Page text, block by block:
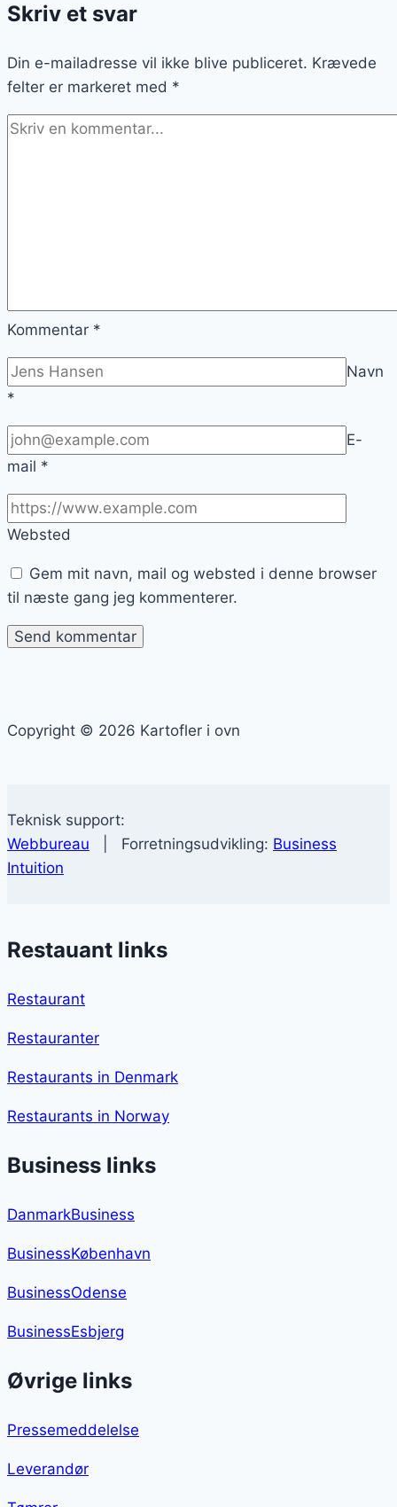
bacon
ost
Skriv et svar
Din e-mailadresse vil ikke blive publiceret. Krævede
felter er markeret med *
Kommentar *
Navn
*
E-
mail *
Websted
Gem mit navn, mail og websted i denne browser
til næste gang jeg kommenterer.
Copyright © 2026 Kartofler i ovn
Teknisk support:
Webbureau | Forretningsudvikling: Business
Intuition
Restauant links
Restaurant
Restauranter
Restaurants in Denmark
Restaurants in Norway
Business links
DanmarkBusiness
BusinessKøbenhavn
BusinessOdense
BusinessEsbjerg
Øvrige links
Pressemeddelelse
Leverandør